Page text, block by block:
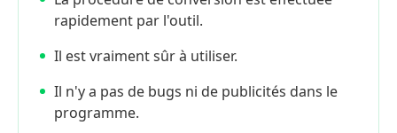
rapidement par l'outil.
Il est vraiment sûr à utiliser.
Il n'y a pas de bugs ni de publicités dans le
programme.